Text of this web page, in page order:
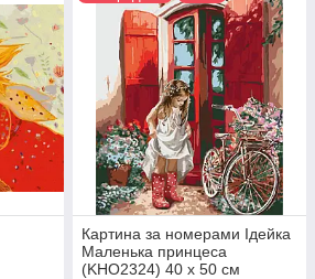
Картина за номерами Ідейка
Маленька принцеса
(KHO2324) 40 х 50 см